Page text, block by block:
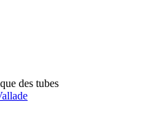
des tubes